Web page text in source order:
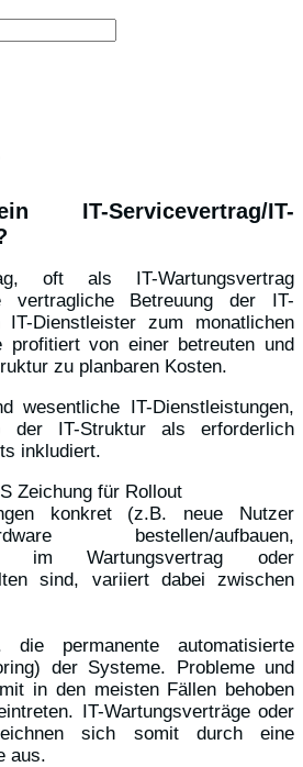
Servicevertrag/IT-
oft als IT-Wartungsvertrag
vertragliche Betreuung der IT-
Dienstleister zum monatlichen
profitiert von einer betreuten und
zu planbaren Kosten.
wesentliche IT-Dienstleistungen,
IT-Struktur als erforderlich
inkludiert.
konkret (z.B. neue Nutzer
bestellen/aufbauen,
im Wartungsvertrag oder
sind, variiert dabei zwischen
permanente automatisierte
der Systeme. Probleme und
in den meisten Fällen behoben
IT-Wartungsverträge oder
sich somit durch eine
aus.